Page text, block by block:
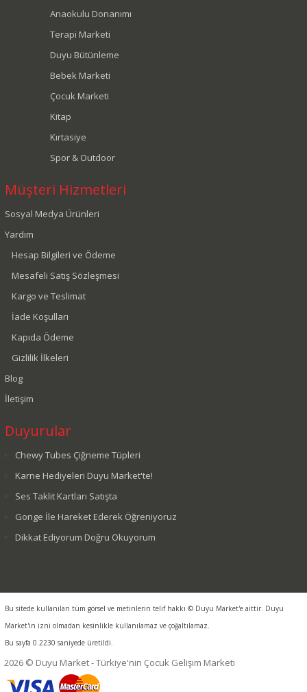
Anaokulu Donanımı
Terapi Marketi
Duyu Bütünleme
Bebek Marketi
Çocuk Marketi
Kitap
Kırtasiye
Spor & Outdoor
Müşteri Hizmetleri
Sosyal Medya Ürünleri
Yardım
Hesap Bilgileri ve Ödeme
Mesafeli Satış Sözleşmesi
Kargo ve Teslimat
İade Koşulları
Kapıda Ödeme
Gizlilik İlkeleri
Blog
İletişim
Duyurular
Chewy Tubes Çiğneme Tüpleri
Karne Hediyeleri Duyu Market'te!
Ses Taklit Kartları Satışta
Gonge İle Hareket Ederek Öğreniyoruz
Dikkat Ediyorum Doğru Okuyorum
Bu sitede kullanılan tüm görsel ve metinlerin telif hakkı © Duyu Market'e aittir. Duyu
Market'in izni olmadan kesinlikle kullanılamaz ve çoğaltılamaz.
Bu sayfa 0.2230 saniyede üretildi.
2026 © Duyu Market - Türkiye'nin Çocuk Gelişim Marketi